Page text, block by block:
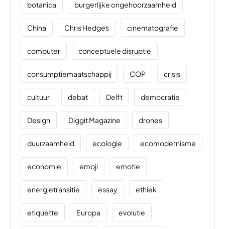
botanica burgerlijke ongehoorzaamheid
China Chris Hedges cinematografie
computer conceptuele disruptie
consumptiemaatschappij COP crisis
cultuur debat Delft democratie
Design Diggit Magazine drones
duurzaamheid ecologie ecomodernisme
economie emoji emotie
energietransitie essay ethiek
etiquette Europa evolutie